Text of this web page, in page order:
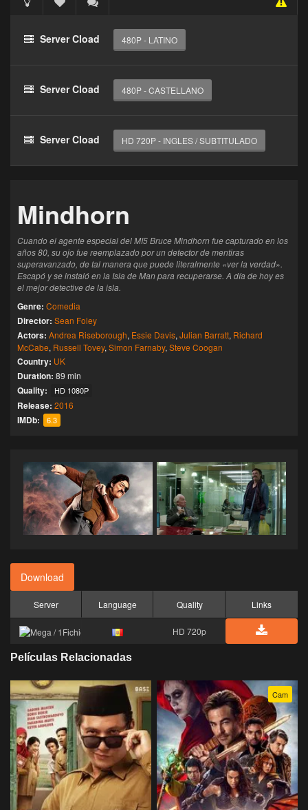
Haz clic 3 veces en el botón para desbloquear este
reproductor
Clic 1 - Abrir primer enlace
El acceso expira en 1 hora
Server Cload 480P - LATINO
Server Cload 480P - CASTELLANO
Server Cload HD 720P - INGLES / SUBTITULADO
Mindhorn
Cuando el agente especial del MI5 Bruce Mindhorn fue capturado en los
años 80, su ojo fue reemplazado por un detector de mentiras
superavanzado, de tal manera que puede literalmente «ver la verdad».
Escapó y se instaló en la Isla de Man para recuperarse. A día de hoy es
el mejor detective de la isla.
Genre: Comedia
Director: Sean Foley
Actors: Andrea Riseborough, Essie Davis, Julian Barratt, Richard
McCabe, Russell Tovey, Simon Farnaby, Steve Coogan
Country: UK
Duration: 89 min
Quality: HD 1080P
Release: 2016
IMDb: 6.3
Download
Server Language Quality Links
HD 720p
Películas Relacionadas
Cam